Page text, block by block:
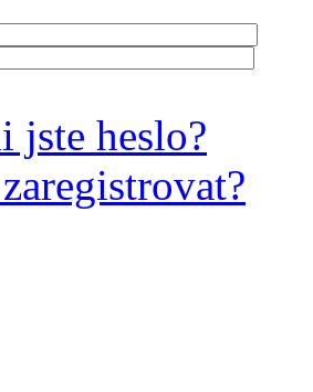
jste heslo?